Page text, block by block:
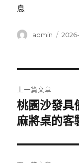
息
作
admin
發
章
導
覽
上一篇文章
上
一
文
章:
桃園沙發具
麻將桌的客